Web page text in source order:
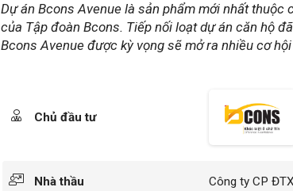
Dự án Bcons Avenue là sản phẩm mới nhất thuộc
của Tập đoàn Bcons. Tiếp nối loạt dự án căn hộ
Bcons Avenue được kỳ vọng sẽ mở ra nhiều cơ
Chủ đầu tư
Nhà thầu Công ty CP